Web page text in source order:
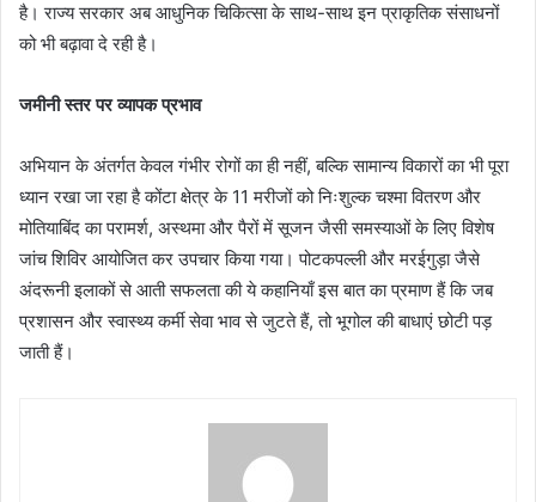
है। राज्य सरकार अब आधुनिक चिकित्सा के साथ-साथ इन प्राकृतिक संसाधनों
को भी बढ़ावा दे रही है।
जमीनी स्तर पर व्यापक प्रभाव
अभियान के अंतर्गत केवल गंभीर रोगों का ही नहीं, बल्कि सामान्य विकारों का भी पूरा
ध्यान रखा जा रहा है कोंटा क्षेत्र के 11 मरीजों को निःशुल्क चश्मा वितरण और
मोतियाबिंद का परामर्श, अस्थमा और पैरों में सूजन जैसी समस्याओं के लिए विशेष
जांच शिविर आयोजित कर उपचार किया गया। पोटकपल्ली और मरईगुड़ा जैसे
अंदरूनी इलाकों से आती सफलता की ये कहानियाँ इस बात का प्रमाण हैं कि जब
प्रशासन और स्वास्थ्य कर्मी सेवा भाव से जुटते हैं, तो भूगोल की बाधाएं छोटी पड़
जाती हैं।